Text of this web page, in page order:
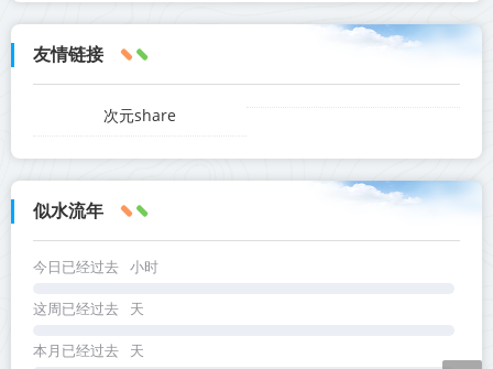
友情链接
次元share
似水流年
今日已经过去 小时
这周已经过去 天
本月已经过去 天